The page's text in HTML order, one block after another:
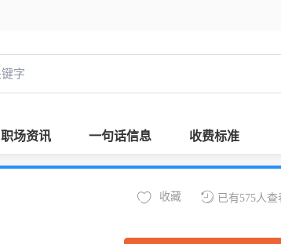
职场资讯 一句话信息 收费标准
已有575人查
收藏